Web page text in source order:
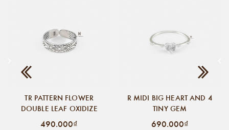
TR PATTERN FLOWER
DOUBLE LEAF OXIDIZE
490.000₫
R MIDI BIG HEART AND 4
TINY GEM
690.000₫